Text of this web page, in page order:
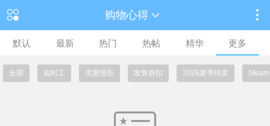
购物心得
默认 最新 热门 热帖 精华 更多
全部 临时工 优惠预告 发售折扣 2026夏季特卖